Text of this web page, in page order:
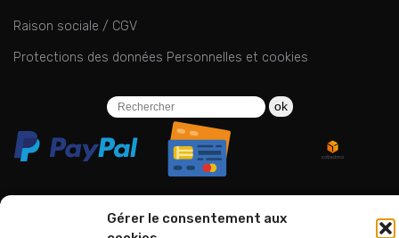
Gérer le consentement aux
Raison sociale / CGV
Protections des données Personnelles et cookies
ok